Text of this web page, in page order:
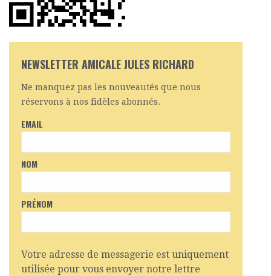
NEWSLETTER AMICALE JULES RICHARD
Ne manquez pas les nouveautés que nous
réservons à nos fidèles abonnés.
EMAIL
NOM
PRÉNOM
Votre adresse de messagerie est uniquement
utilisée pour vous envoyer notre lettre